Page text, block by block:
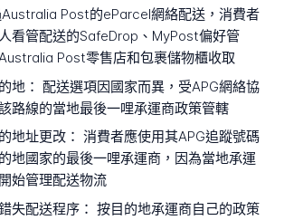
Post的eParcel網絡配送，消費者
看管配送的SafeDrop、MyPost偏好管
Post零售店和包裹儲物櫃收取
地： 配送選項因國家而異，受APG網絡協
路線的當地最後一哩承運商政策管轄
地址更改： 消費者應使用其APG追蹤號碼
地國家的最後一哩承運商，因為當地承運
始管理配送物流
失配送程序： 按目的地承運商自己的政策